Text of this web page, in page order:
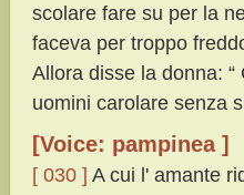
scolare fare su per la
faceva per troppo
Allora disse la donna:
uomini carolare senza
[Voice: pampinea ]
[ 030 ] A cui l' amante